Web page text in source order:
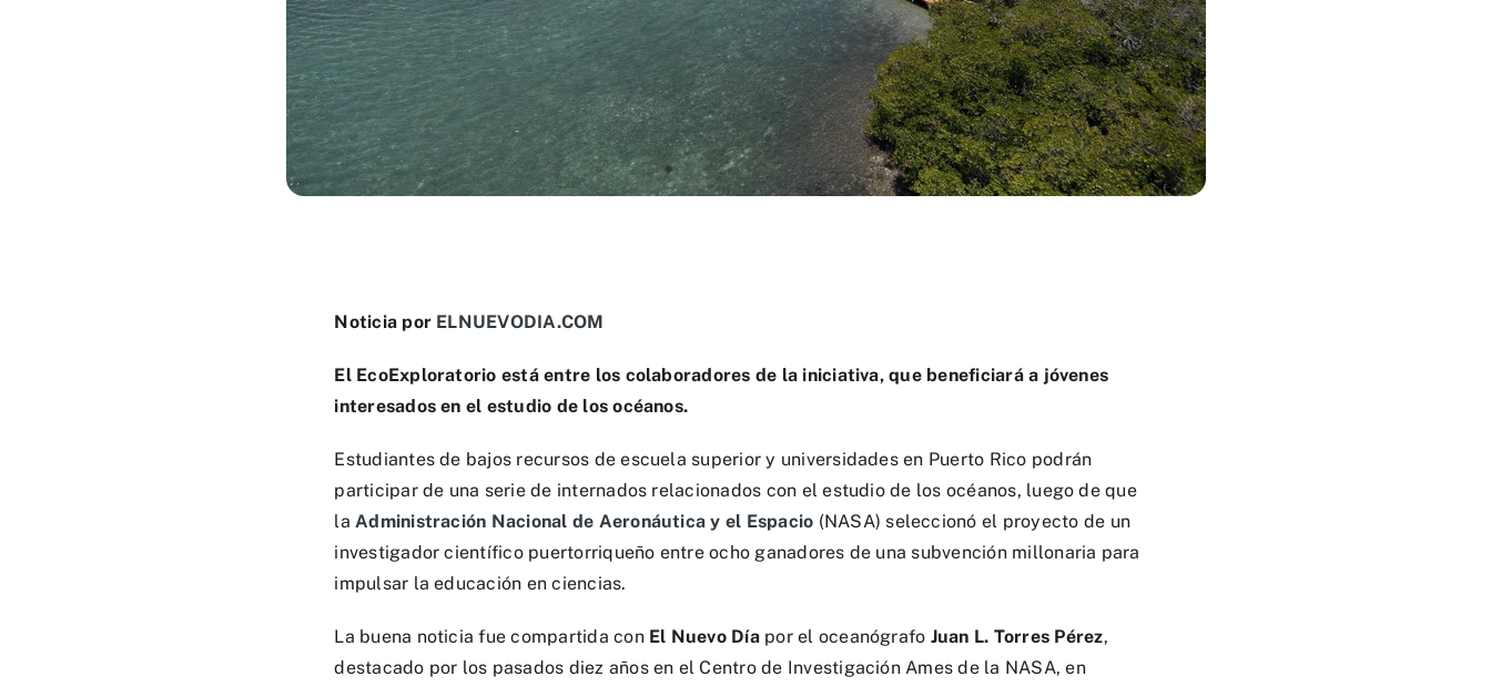
Noticia por ELNUEVODIA.COM
El EcoExploratorio está entre los colaboradores de la iniciativa, que beneficiará a jóvenes
interesados en el estudio de los océanos.
Estudiantes de bajos recursos de escuela superior y universidades en Puerto Rico podrán
participar de una serie de internados relacionados con el estudio de los océanos, luego de que
laAdministración Nacional de Aeronáutica y el Espacio (NASA) seleccionó el proyecto de un
investigador científico puertorriqueño entre ocho ganadores de una subvención millonaria para
impulsar la educación en ciencias.
La buena noticia fue compartida con El Nuevo Díapor el oceanógrafo Juan L. Torres Pérez,
destacado por los pasados diez años en el Centro de Investigación Ames de la NASA, en